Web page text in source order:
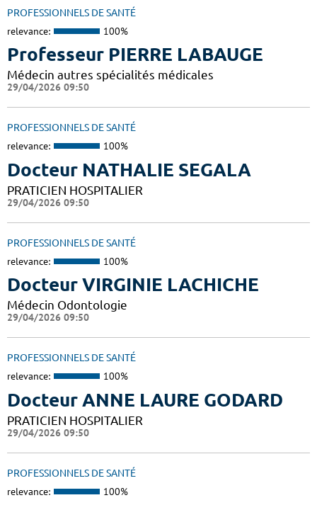
PROFESSIONNELS DE SANTÉ
relevance: 100%
Professeur PIERRE LABAUGE
Médecin autres spécialités médicales
29/04/2026 09:50
PROFESSIONNELS DE SANTÉ
relevance: 100%
Docteur NATHALIE SEGALA
PRATICIEN HOSPITALIER
29/04/2026 09:50
PROFESSIONNELS DE SANTÉ
relevance: 100%
Docteur VIRGINIE LACHICHE
Médecin Odontologie
29/04/2026 09:50
PROFESSIONNELS DE SANTÉ
relevance: 100%
Docteur ANNE LAURE GODARD
PRATICIEN HOSPITALIER
29/04/2026 09:50
PROFESSIONNELS DE SANTÉ
relevance: 100%